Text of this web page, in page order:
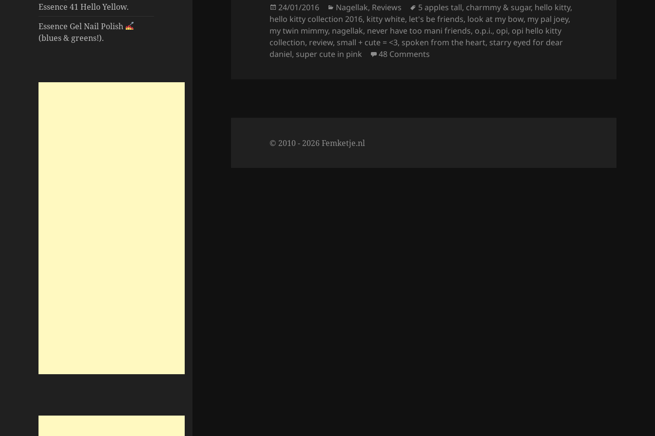
Essence 41 Hello Yellow.
Essence Gel Nail Polish
(blues & greens!).
o
o
k
Posted
on
24/01/2016 Categories
Nagellak, Reviews Tags
5 apples tall, charmmy & sugar, hello kitty,
hello kitty collection 2016, kitty white, let's be friends, look at my bow, my pal joey,
my twin mimmy, nagellak, never have too mani friends, o.p.i., opi, opi hello kitty
collection, review, small + cute = <3, spoken from the heart, starry eyed for dear
daniel, super cute in pink 48 Comments
© 2010 - 2026 Femketje.nl